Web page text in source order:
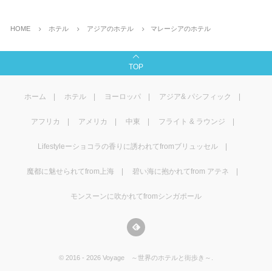
HOME ホテル アジアのホテル マレーシアのホテル
TOP
ホーム ホテル ヨーロッパ アジア& パシフィック
アフリカ アメリカ 中東 フライト & ラウンジ
Lifestyleーショコラの香りに誘われてfromブリュッセル
魔都に魅せられてfrom上海 碧い海に抱かれてfrom アテネ
モンスーンに吹かれてfromシンガポール
© 2016 - 2026 Voyage ～世界のホテルと街歩き～